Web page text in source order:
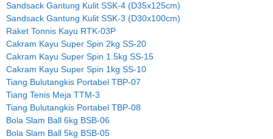
Sandsack Gantung Kulit SSK-4 (D35x125cm)
Sandsack Gantung Kulit SSK-3 (D30x100cm)
Raket Tonnis Kayu RTK-03P
Cakram Kayu Super Spin 2kg SS-20
Cakram Kayu Super Spin 1.5kg SS-15
Cakram Kayu Super Spin 1kg SS-10
Tiang Bulutangkis Portabel TBP-07
Tiang Tenis Meja TTM-3
Tiang Bulutangkis Portabel TBP-08
Bola Slam Ball 6kg BSB-06
Bola Slam Ball 5kg BSB-05